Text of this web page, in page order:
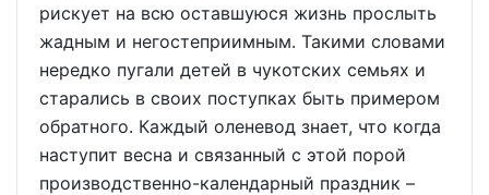
рискует на всю оставшуюся жизнь прослыть
жадным и негостеприимным. Такими словами
нередко пугали детей в чукотских семьях и
старались в своих поступках быть примером
обратного. Каждый оленевод знает, что когда
наступит весна и связанный с этой порой
производственно-календарный праздник –